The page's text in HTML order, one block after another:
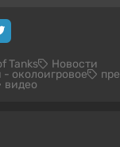
Tanks Новости
околоигровое
видео